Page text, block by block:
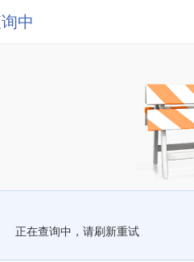
中
正在查询中，请刷新重试